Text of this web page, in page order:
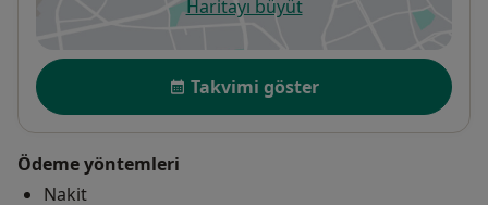
Haritayı büyütyeni bir sekmede açılır
Uygunluk
Takvimi göster
Ödeme yöntemleri
Nakit